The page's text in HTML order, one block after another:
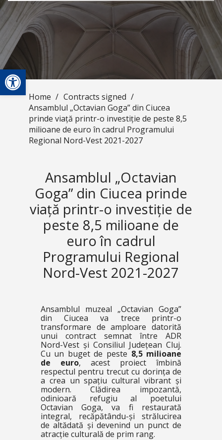
Open toolbar
Home / Contracts signed /
Ansamblul „Octavian Goga” din Ciucea
prinde viață printr-o investiție de peste 8,5
milioane de euro în cadrul Programului
Regional Nord-Vest 2021-2027
Ansamblul „Octavian
Goga” din Ciucea prinde
viață printr-o investiție de
peste 8,5 milioane de
euro în cadrul
Programului Regional
Nord-Vest 2021-2027
Ansamblul muzeal „Octavian Goga”
din Ciucea va trece printr-o
transformare de amploare datorită
unui contract semnat între ADR
Nord-Vest și Consiliul Județean Cluj.
Cu un buget de peste 8,5 milioane
de euro, acest proiect îmbină
respectul pentru trecut cu dorința de
a crea un spațiu cultural vibrant și
modern. Clădirea impozantă,
odinioară refugiu al poetului
Octavian Goga, va fi restaurată
integral, recăpătându-și strălucirea
de altădată și devenind un punct de
atracție culturală de prim rang.